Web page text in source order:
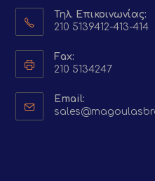
Τηλ. Επικοινωνίας:
210 5139412-413-414
Fax:
210 5134247
Email: